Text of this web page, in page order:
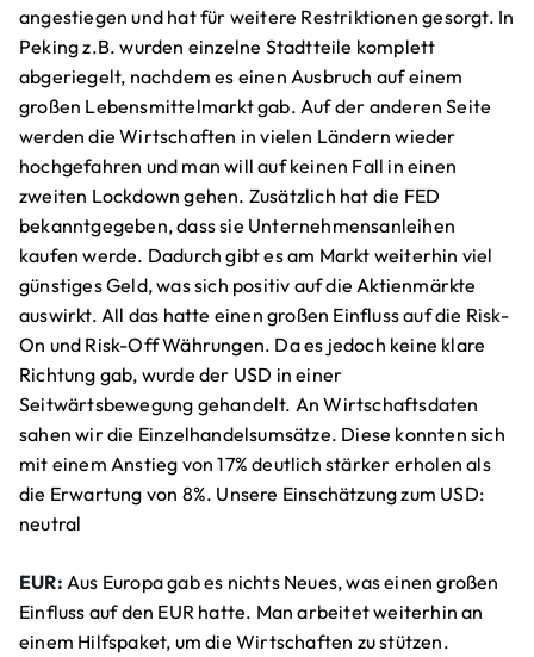
angestiegen und hat für weitere Restriktionen gesorgt. In
Peking z.B. wurden einzelne Stadtteile komplett
abgeriegelt, nachdem es einen Ausbruch auf einem
großen Lebensmittelmarkt gab. Auf der anderen Seite
werden die Wirtschaften in vielen Ländern wieder
hochgefahren und man will auf keinen Fall in einen
zweiten Lockdown gehen. Zusätzlich hat die FED
bekanntgegeben, dass sie Unternehmensanleihen
kaufen werde. Dadurch gibt es am Markt weiterhin viel
günstiges Geld, was sich positiv auf die Aktienmärkte
auswirkt. All das hatte einen großen Einfluss auf die Risk-
On und Risk-Off Währungen. Da es jedoch keine klare
Richtung gab, wurde der USD in einer
Seitwärtsbewegung gehandelt. An Wirtschaftsdaten
sahen wir die Einzelhandelsumsätze. Diese konnten sich
mit einem Anstieg von 17% deutlich stärker erholen als
die Erwartung von 8%. Unsere Einschätzung zum USD:
neutral
EUR: Aus Europa gab es nichts Neues, was einen großen
Einfluss auf den EUR hatte. Man arbeitet weiterhin an
einem Hilfspaket, um die Wirtschaften zu stützen.